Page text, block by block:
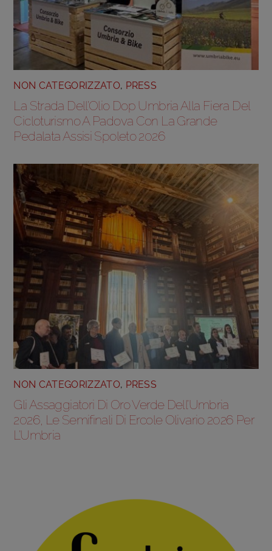
NON CATEGORIZZATO, PRESS
La Strada Dell’Olio Dop Umbria Alla Fiera Del
Cicloturismo A Padova Con La Grande
Pedalata Assisi Spoleto 2026
NON CATEGORIZZATO, PRESS
Gli Assaggiatori Di Oro Verde Dell’Umbria
2026, Le Semifinali Di Ercole Olivario 2026 Per
L’Umbria